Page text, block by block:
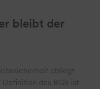
bleibt der
obliegt
des BGB ist